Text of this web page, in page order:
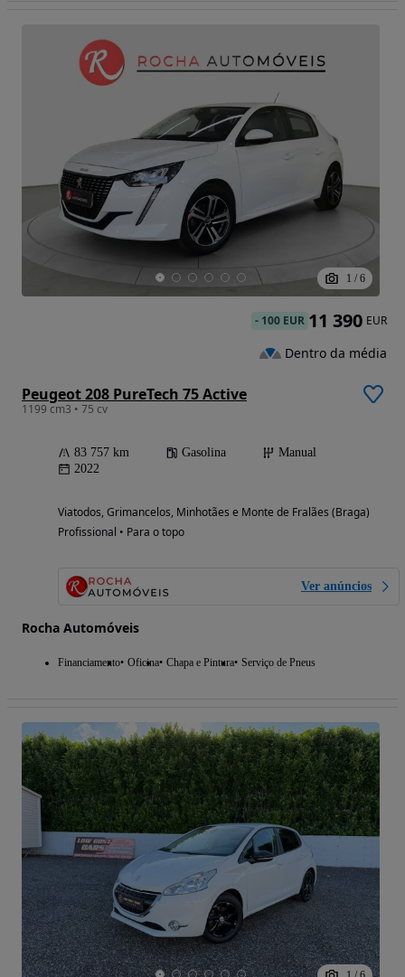
1 / 6
Peugeot 208 PureTech 75 Active
1199 cm3 • 75 cv
83 757 km Gasolina
Manual
2022
Viatodos, Grimancelos, Minhotães e Monte de Fralães (Braga)
Profissional • Para o topo
Ver anúncios
Rocha Automóveis
Financiamento Oficina Chapa e Pintura Serviço de Pneus
- 100 EUR 11 390 EUR
Dentro da média